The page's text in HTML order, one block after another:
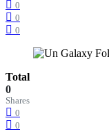
0
0
0
Total
0
Shares
0
0